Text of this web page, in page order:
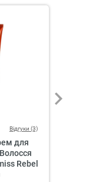
Відгуки (3)
для
Rebel